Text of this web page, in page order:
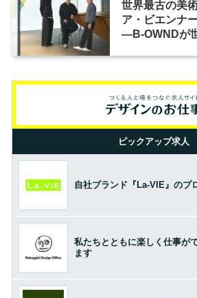
世界最古の美
ア・ビエンナ
―B-OWNDが
ピックアップ求人
自社ブランド『La-VIE』のプ
私たちとともに楽しく仕事が
ます